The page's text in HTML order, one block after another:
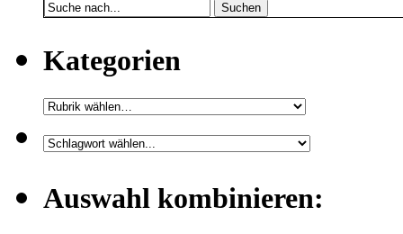
Suchen
Kategorien
Auswahl kombinieren: